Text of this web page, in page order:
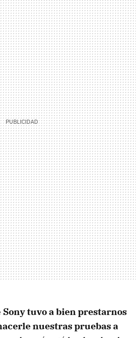
Sony tuvo a bien prestarnos
nuestras pruebas a